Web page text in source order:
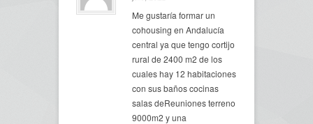
Me gustaría formar un
cohousing en Andalucía
central ya que tengo cortijo
rural de 2400 m2 de los
cuales hay 12 habitaciones
con sus baños cocinas
salas deReuniones terreno
9000m2 y una